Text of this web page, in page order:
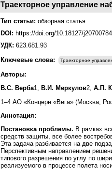
Траекторное управление
Тип статьи: обзорная статья
DOI: https://doi.org/10.18127/
УДК: 623.681.93
Ключевые слова:
Траекторное
Авторы:
В.С. Верба1, В.И. Меркулов2, А.П.
1–4 АО «Концерн «Вега» (Москва,
Аннотация:
Постановка проблемы. В рамках
средств защиты, все более
Эта задача разбивается на две
Перспективным направлением
типового разрешения по углу по
реализуемого в процессе полета